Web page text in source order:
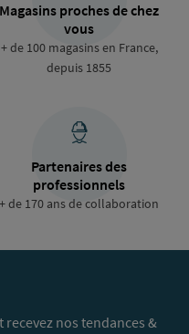
Magasins proches de chez
vous
+ de 100 magasins en France,
depuis 1855
Partenaires des
professionnels
+ de 170 ans de collaboration
nos tendances &